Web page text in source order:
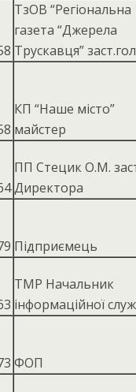
ТзОВ “Регіональна
газета “Джерела
Трускавця”
КП “Наше місто”
майстер
ПП Стецик О.М.
Директора
Підприємець
ТМР Начальник
інформаційної
ФОП